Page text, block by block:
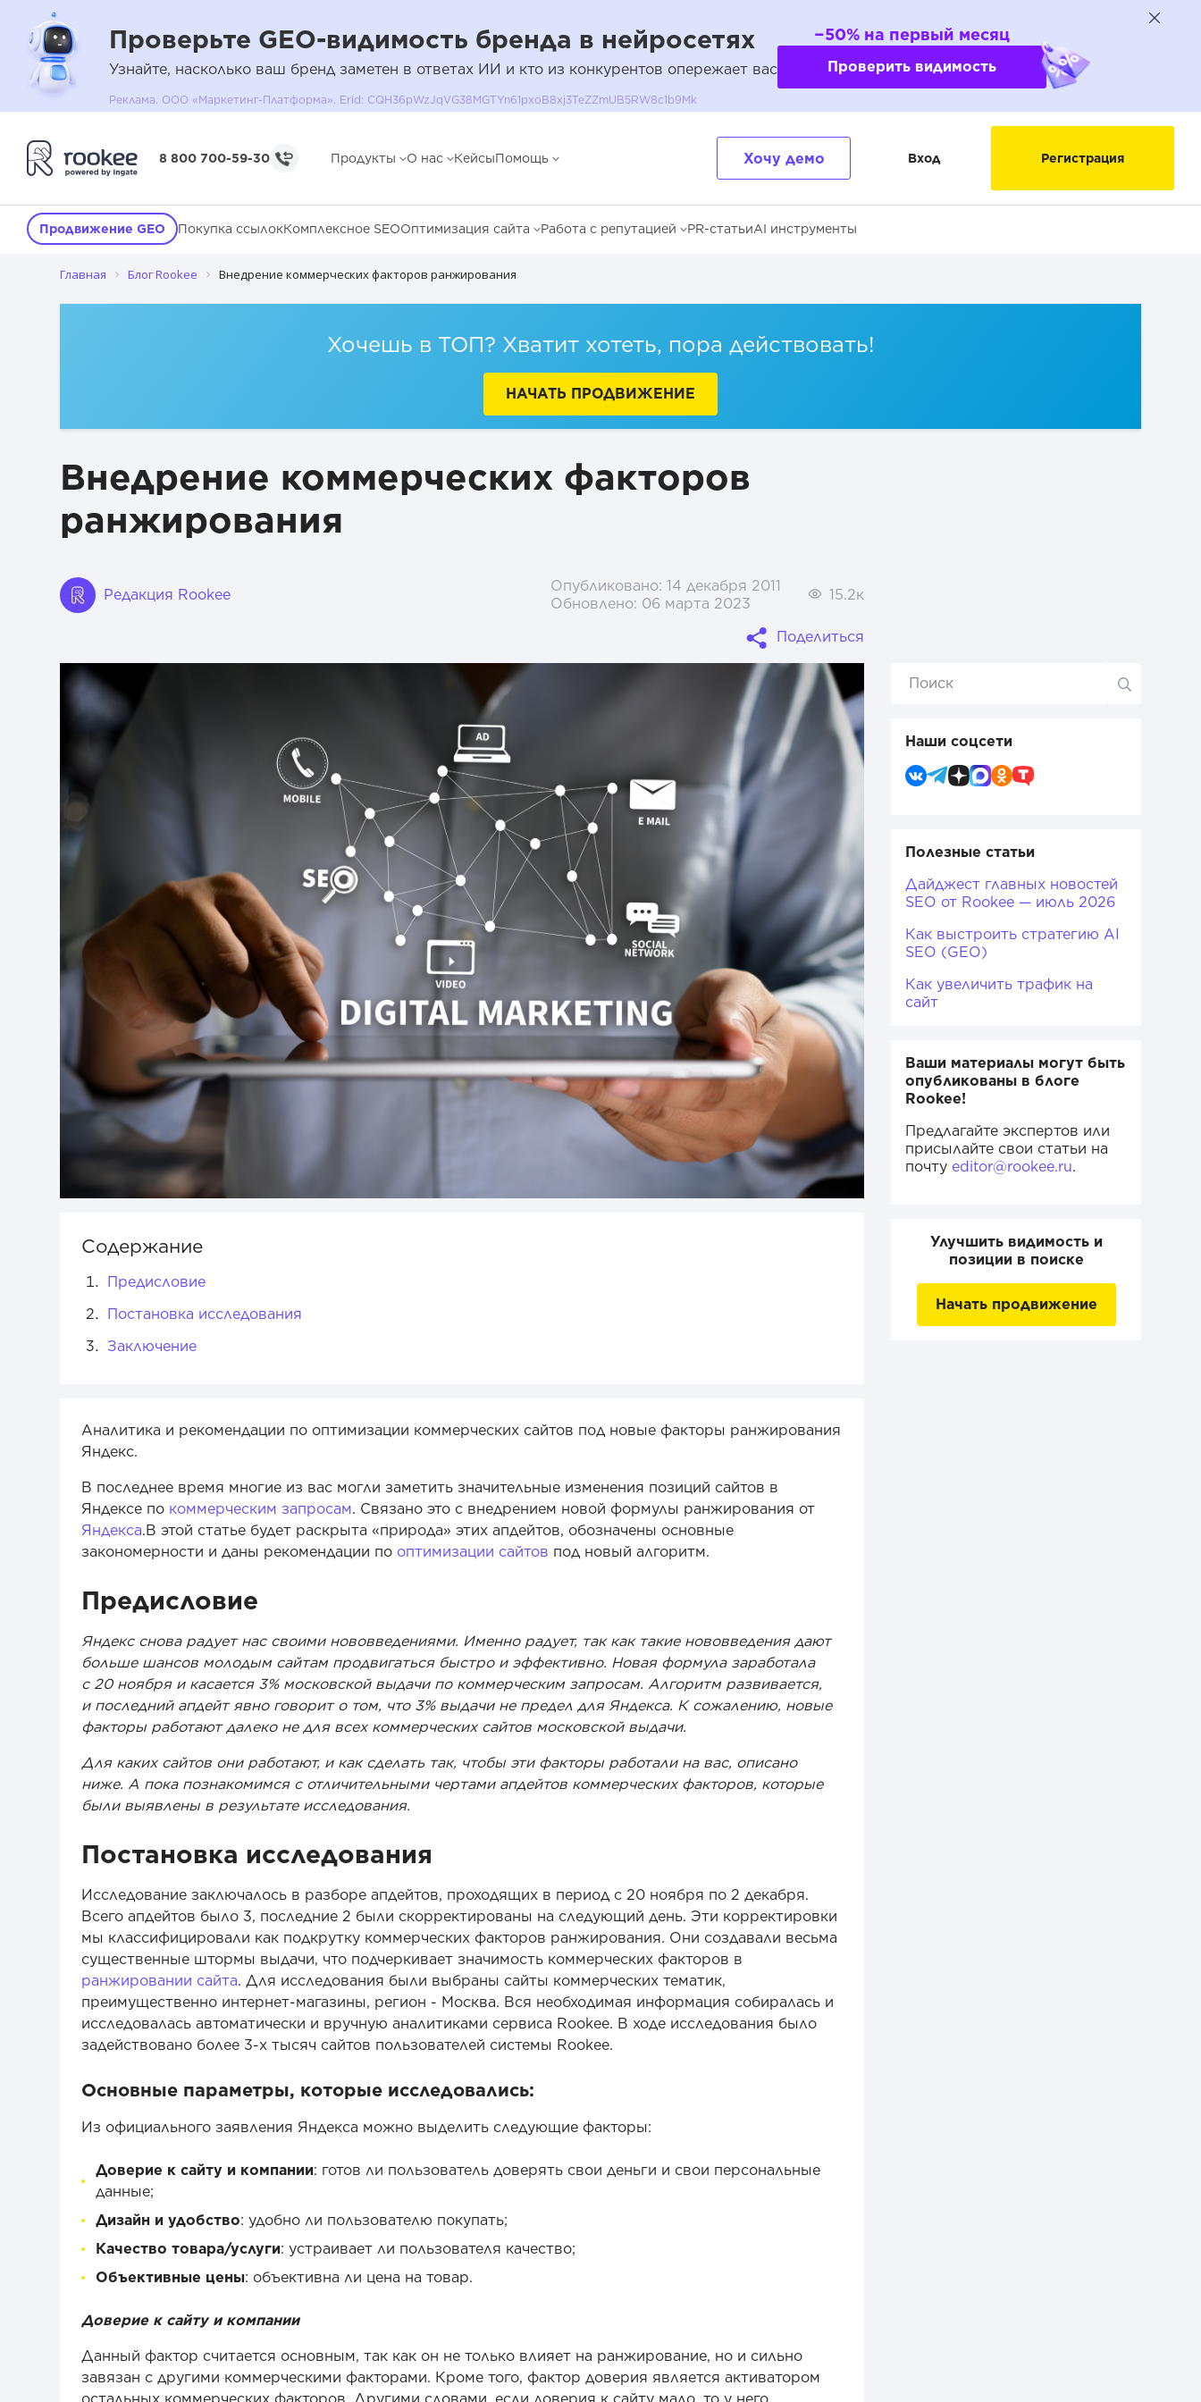
Проверьте GEO-видимость бренда в нейросетях
Узнайте, насколько ваш бренд заметен в ответах ИИ и кто из конкурентов опережает вас
Реклама. ООО «Маркетинг-Платформа». Erid: CQH36pWzJqVG38MGTYn61pxoB8xj3TeZZmUB5RW8c1b9Mk
−50% на первый месяц
Проверить видимость
8 800 700-59-30 Продукты О нас КейсыПомощь Хочу демо Вход Регистрация
Продвижение GEO Покупка ссылокКомплексное SEOОптимизация сайта Работа с репутацией PR-статьиAI инструменты
Главная Блог Rookee Внедрение коммерческих факторов ранжирования
Хочешь в ТОП? Хватит хотеть, пора действовать!
НАЧАТЬ ПРОДВИЖЕНИЕ
Внедрение коммерческих факторов
ранжирования
Редакция Rookee Опубликовано: 14 декабря 2011
Обновлено: 06 марта 2023
15.2к
Поделиться
Содержание
Предисловие
Постановка исследования
Заключение
Постановка исследования
Заключение
Аналитика и рекомендации по оптимизации коммерческих сайтов под новые факторы ранжирования
Яндекс.
В последнее время многие из вас могли заметить значительные изменения позиций сайтов в
Яндексе по коммерческим запросам. Связано это с внедрением новой формулы ранжирования от
Яндекса.В этой статье будет раскрыта «природа» этих апдейтов, обозначены основные
закономерности и даны рекомендации по оптимизации сайтов под новый алгоритм.
Предисловие
Яндекс снова радует нас своими нововведениями. Именно радует, так как такие нововведения дают
больше шансов молодым сайтам продвигаться быстро и эффективно. Новая формула заработала
с 20 ноября и касается 3% московской выдачи по коммерческим запросам. Алгоритм развивается,
и последний апдейт явно говорит о том, что 3% выдачи не предел для Яндекса. К сожалению, новые
факторы работают далеко не для всех коммерческих сайтов московской выдачи.
Для каких сайтов они работают, и как сделать так, чтобы эти факторы работали на вас, описано
ниже. А пока познакомимся с отличительными чертами апдейтов коммерческих факторов, которые
были выявлены в результате исследования.
Постановка исследования
Исследование заключалось в разборе апдейтов, проходящих в период с 20 ноября по 2 декабря.
Всего апдейтов было 3, последние 2 были скорректированы на следующий день. Эти корректировки
мы классифицировали как подкрутку коммерческих факторов ранжирования. Они создавали весьма
существенные штормы выдачи, что подчеркивает значимость коммерческих факторов в
ранжировании сайта. Для исследования были выбраны сайты коммерческих тематик,
преимущественно интернет-магазины, регион - Москва. Вся необходимая информация собиралась и
исследовалась автоматически и вручную аналитиками сервиса Rookee. В ходе исследования было
задействовано более 3-х тысяч сайтов пользователей системы Rookee.
Основные параметры, которые исследовались:
Из официального заявления Яндекса можно выделить следующие факторы:
Доверие к сайту и компании: готов ли пользователь доверять свои деньги и свои персональные
данные;
Дизайн и удобство: удобно ли пользователю покупать;
Качество товара/услуги: устраивает ли пользователя качество;
Объективные цены: объективна ли цена на товар.
Доверие к сайту и компании
Данный фактор считается основным, так как он не только влияет на ранжирование, но и сильно
завязан с другими коммерческими факторами. Кроме того, фактор доверия является активатором
Наши соцсети
Полезные статьи
Дайджест главных новостей
SEO от Rookee — июль 2026
Как выстроить стратегию AI
SEO (GEO)
Как увеличить трафик на
сайт
Ваши материалы могут быть
опубликованы в блоге
Rookee!
Предлагайте экспертов или
присылайте свои статьи на
почту editor@rookee.ru.
Улучшить видимость и
позиции в поиске
Начать продвижение